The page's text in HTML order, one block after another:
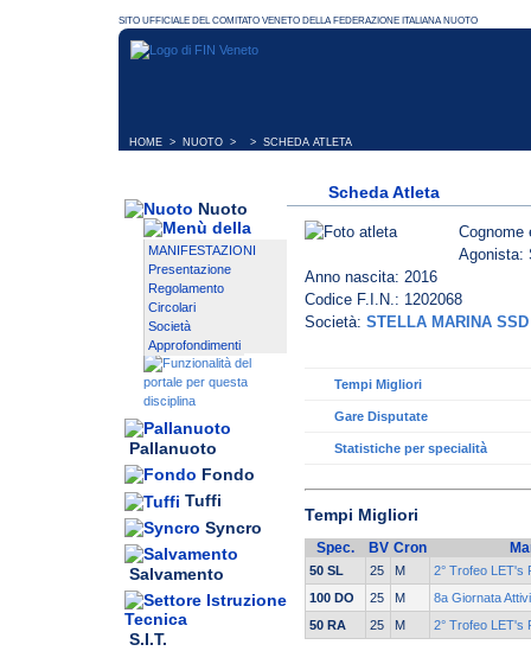
HOME > NUOTO > > SCHEDA ATLETA
Nuoto
MANIFESTAZIONI
Presentazione
Regolamento
Circolari
Società
Approfondimenti
Pallanuoto
Fondo
Tuffi
Syncro
Salvamento
S.I.T.
Scheda Atleta
Agonista:
Anno nascita: 2016
Codice F.I.N.: 1202068
Società: STELLA MARINA
Tempi Migliori
Gare Disputate
Statistiche per specialità
Tempi Migliori
Spec. BV Cron
50 SL 25 M
2° Trofeo LET's
100 DO
25 M
8a Giornata
50 RA
25 M 2° Trofeo LET's